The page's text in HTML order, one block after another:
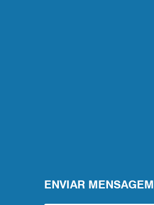
ENVIAR MENSAGEM